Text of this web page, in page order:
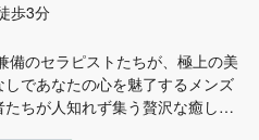
歩3分
備のセラピストたちが、極上の美
であなたの心を魅了するメンズ
ちが人知れず集う贅沢な癒しの